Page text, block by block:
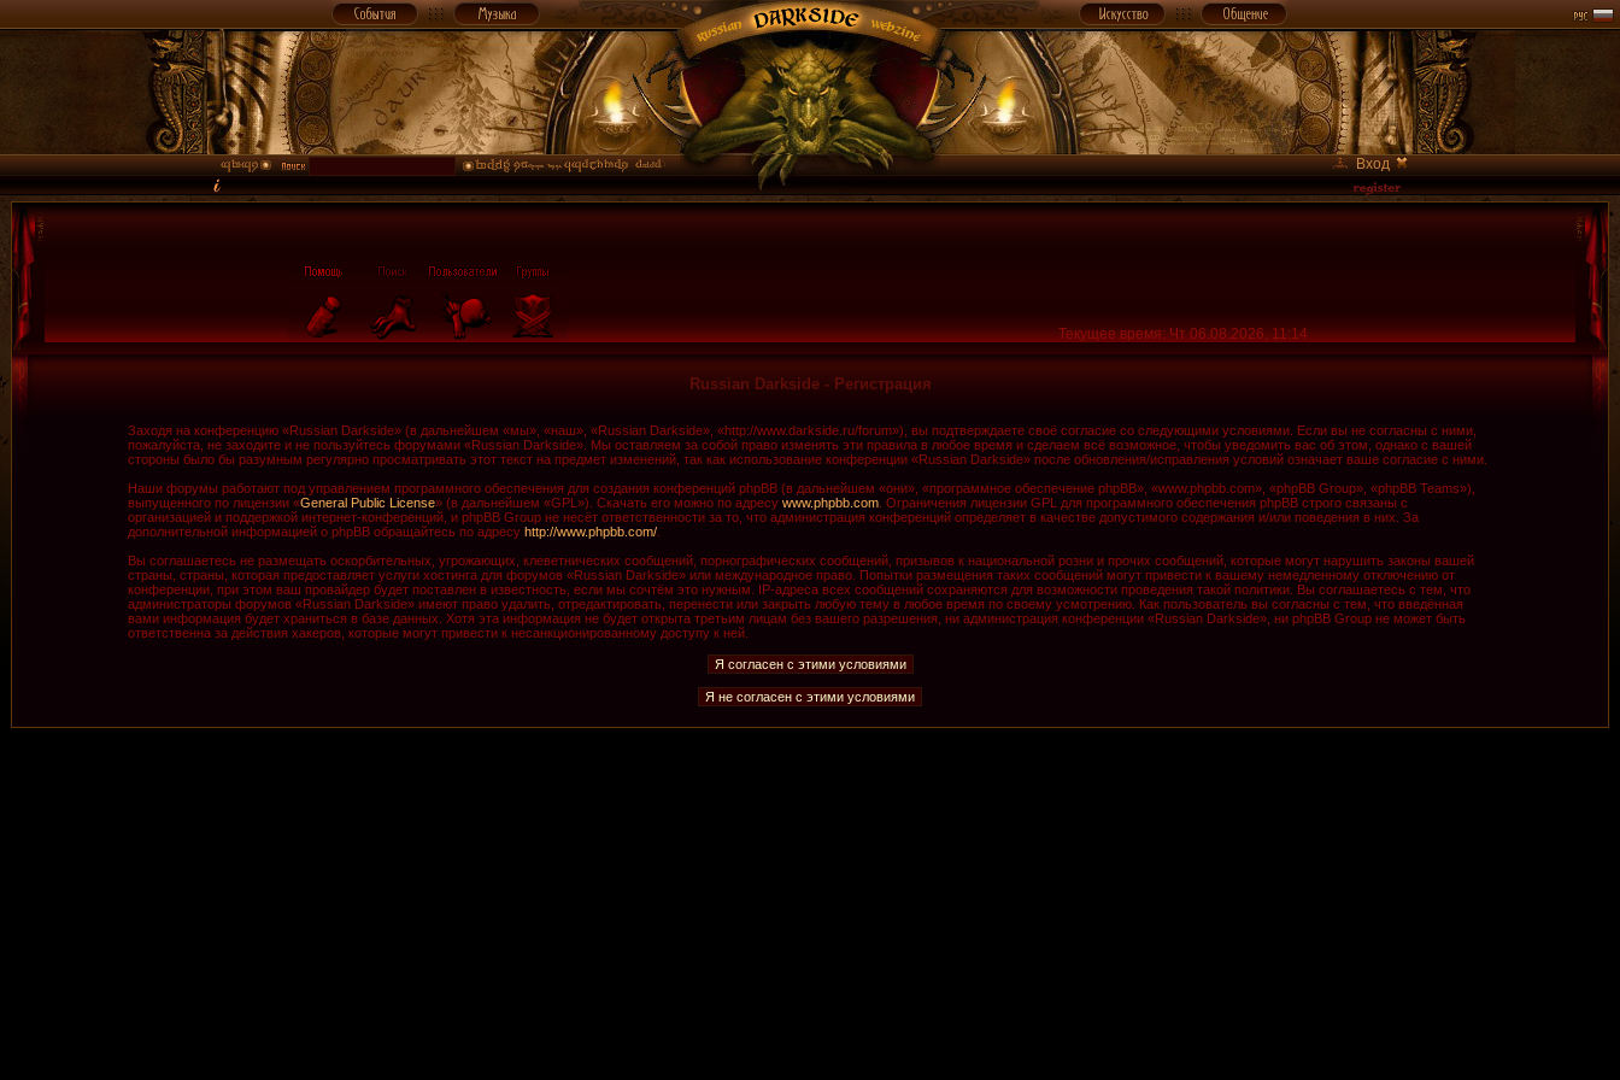
Вход
Текущее время: Чт 06.08.2026, 11:14
Russian Darkside - Регистрация
Заходя на конференцию «Russian Darkside» (в дальнейшем «мы», «наш», «Russian Darkside», «http://www.darkside.ru/forum»), вы подтверждаете своё согласие со следующими условиями. Если вы не согласны с ними,
пожалуйста, не заходите и не пользуйтесь форумами «Russian Darkside». Мы оставляем за собой право изменять эти правила в любое время и сделаем всё возможное, чтобы уведомить вас об этом, однако с вашей
стороны было бы разумным регулярно просматривать этот текст на предмет изменений, так как использование конференции «Russian Darkside» после обновления/исправления условий означает ваше согласие с ними.
Наши форумы работают под управлением программного обеспечения для создания конференций phpBB (в дальнейшем «они», «программное обеспечение phpBB», «www.phpbb.com», «phpBB Group», «phpBB Teams»),
выпущенного по лицензии «General Public License» (в дальнейшем «GPL»). Скачать его можно по адресу www.phpbb.com. Ограничения лицензии GPL для программного обеспечения phpBB строго связаны с
организацией и поддержкой интернет-конференций, и phpBB Group не несёт ответственности за то, что администрация конференций определяет в качестве допустимого содержания и/или поведения в них. За
дополнительной информацией о phpBB обращайтесь по адресу http://www.phpbb.com/.
Вы соглашаетесь не размещать оскорбительных, угрожающих, клеветнических сообщений, порнографических сообщений, призывов к национальной розни и прочих сообщений, которые могут нарушить законы вашей
страны, страны, которая предоставляет услуги хостинга для форумов «Russian Darkside» или международное право. Попытки размещения таких сообщений могут привести к вашему немедленному отключению от
конференции, при этом ваш провайдер будет поставлен в известность, если мы сочтём это нужным. IP-адреса всех сообщений сохраняются для возможности проведения такой политики. Вы соглашаетесь с тем, что
администраторы форумов «Russian Darkside» имеют право удалить, отредактировать, перенести или закрыть любую тему в любое время по своему усмотрению. Как пользователь вы согласны с тем, что введённая
вами информация будет храниться в базе данных. Хотя эта информация не будет открыта третьим лицам без вашего разрешения, ни администрация конференции «Russian Darkside», ни phpBB Group не может быть
ответственна за действия хакеров, которые могут привести к несанкционированному доступу к ней.